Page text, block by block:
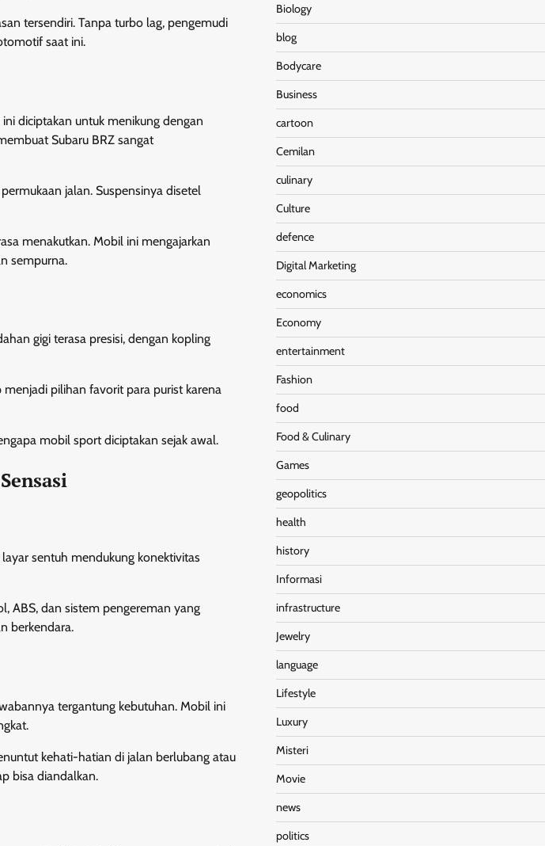
tersendiri. Tanpa turbo lag, pengemudi
saat ini.
diciptakan untuk menikung dengan
Subaru BRZ sangat
jalan. Suspensinya disetel
menakutkan. Mobil ini mengajarkan
sempurna.
gigi terasa presisi, dengan kopling
pilihan favorit para purist karena
mobil sport diciptakan sejak awal.
sentuh mendukung konektivitas
ABS, dan sistem pengereman yang
berkendara.
tergantung kebutuhan. Mobil ini
kehati-hatian di jalan berlubang atau
bisa diandalkan.
Biology
blog
Bodycare
Business
cartoon
Cemilan
culinary
Culture
defence
Digital Marketing
economics
Economy
entertainment
Fashion
food
Food & Culinary
Games
geopolitics
health
history
Informasi
infrastructure
Jewelry
language
Lifestyle
Luxury
Misteri
Movie
news
politics